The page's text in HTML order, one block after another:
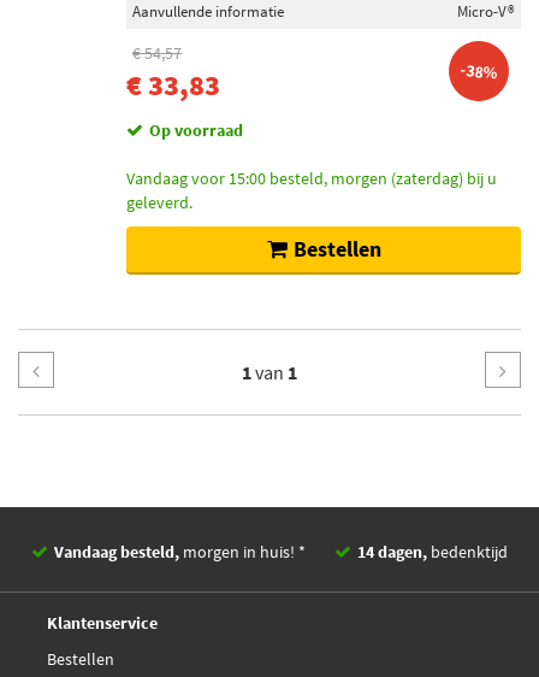
Aanvullende informatie
Micro-V®
€ 54,57
€ 33,83 -38%
Op voorraad
Vandaag voor 15:00 besteld, morgen (zaterdag) bij u
geleverd.
Bestellen
1van 1
Vandaag besteld, morgen in huis! * 14 dagen, bedenktijd
Klantenservice
Bestellen